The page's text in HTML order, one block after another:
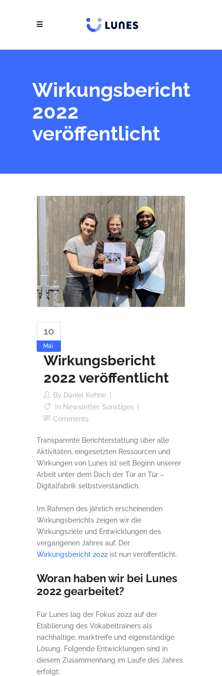
Wirkungsbericht
2022
veröffentlicht
10
Mai
Wirkungsbericht
2022 veröffentlicht
By Daniel Kehne
In Newsletter, Sonstiges
Comments
Transparente Berichterstattung über alle
Aktivitäten, eingesetzten Ressourcen und
Wirkungen von Lunes ist seit Beginn unserer
Arbeit unter dem Dach der Tür an Tür –
Digitalfabrik selbstverständlich.
Im Rahmen des jährlich erscheinenden
Wirkungsberichts zeigen wir die
Wirkungsziele und Entwicklungen des
vergangenen Jahres auf. Der
Wirkungsbericht 2022 ist nun veröffentlicht.
Woran haben wir bei Lunes
2022 gearbeitet?
Für Lunes lag der Fokus 2022 auf der
Etablierung des Vokabeltrainers als
nachhaltige, marktreife und eigenständige
Lösung. Folgende Entwicklungen sind in
diesem Zusammenhang im Laufe des Jahres
erfolgt: